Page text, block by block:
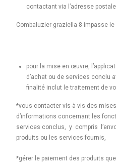
contactant via l’adresse
Combaluzier graziella 8 impasse
pour la mise en œuvre,
d’achat ou de services conclu
finalité inclut le traitement de
*vous contacter vis-à-vis des
d’informations concernant les
services conclus, y compris
produits ou les services fournis,
*gérer le paiement des produits